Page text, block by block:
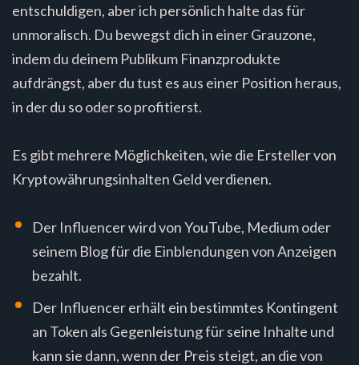
entschuldigen, aber ich persönlich halte das für
unmoralisch. Du bewegst dich in einer Grauzone,
indem du deinem Publikum Finanzprodukte
aufdrängst, aber du tust es aus einer Position heraus,
in der du so oder so profitierst.
Es gibt mehrere Möglichkeiten, wie die Ersteller von
Kryptowährungsinhalten Geld verdienen.
Der Influencer wird von YouTube, Medium oder
seinem Blog für die Einblendungen von Anzeigen
bezahlt.
Der Influencer erhält ein bestimmtes Kontingent
an Token als Gegenleistung für seine Inhalte und
kann sie dann, wenn der Preis steigt, an die von